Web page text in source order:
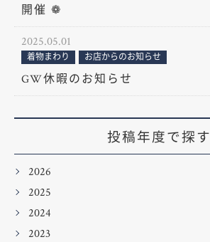
開催 ❁
2025.05.01
着物まわり お店からのお知らせ
GW休暇のお知らせ
投稿年度で探す
2026
2025
2024
2023